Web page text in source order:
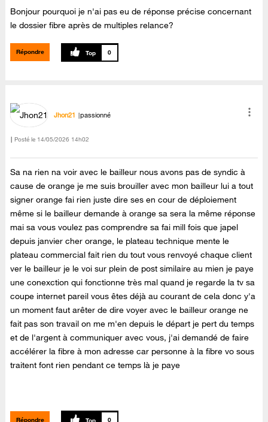
Bonjour pourquoi je n'ai pas eu de réponse précise concernant
le dossier fibre après de multiples relance?
Répondre 0
Jhon21 passionné
Posté le ‎14/05/2026 14h02
Sa na rien na voir avec le bailleur nous avons pas de syndic à
cause de orange je me suis brouiller avec mon bailleur lui a tout
signer orange fai rien juste dire ses en cour de déploiement
même si le bailleur demande à orange sa sera la même réponse
mai sa vous voulez pas comprendre sa fai mill fois que japel
depuis janvier cher orange, le plateau technique mente le
plateau commercial fait rien du tout vous renvoyé chaque client
ver le bailleur je le voi sur plein de post similaire au mien je paye
une conexction qui fonctionne très mal quand je regarde la tv sa
coupe internet pareil vous êtes déjà au courant de cela donc y'a
un moment faut arêter de dire voyer avec le bailleur orange ne
fait pas son travail on me m'en depuis le départ je pert du temps
et de l'argent à communiquer avec vous, j'ai demandé de faire
accélérer la fibre à mon adresse car personne à la fibre vo sous
traitent font rien pendant ce temps là je paye
Répondre 0